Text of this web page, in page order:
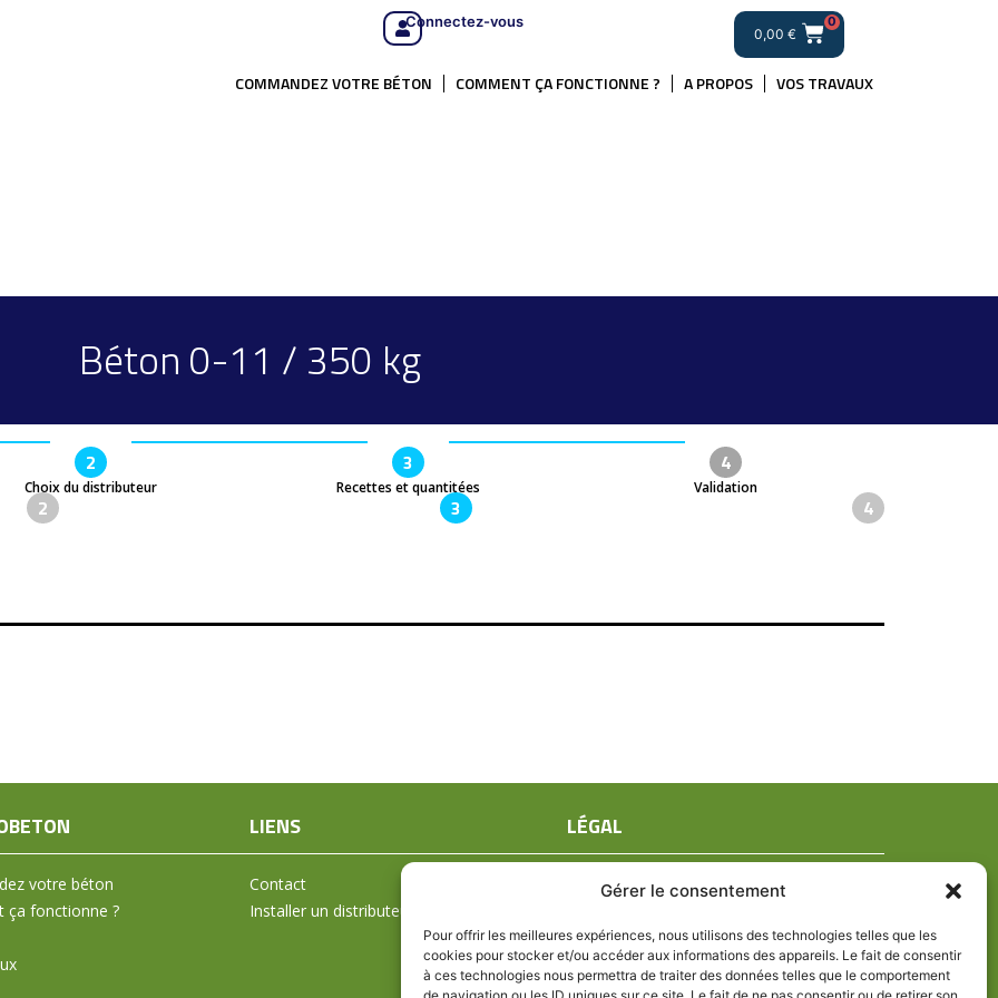
Gérer le consentement
Pour offrir les meilleures expériences, nous utilisons des technologies telles que les
cookies pour stocker et/ou accéder aux informations des appareils. Le fait de consentir
à ces technologies nous permettra de traiter des données telles que le comportement
Connectez-vous
0,00 €
0
COMMANDEZ VOTRE BÉTON COMMENT ÇA FONCTIONNE ? A PROPOS VOS TRAVAUX
Béton 0-11 / 350 kg
2
Choix du distributeur
3
Recettes et quantitées
4
Validation
2 3 4
votre béton
ça fonctionne ?
LIENS
Contact
Installer un distributeur
LÉGAL
Mentions légales
Politique de confidentialité
Politique de cookies (UE)